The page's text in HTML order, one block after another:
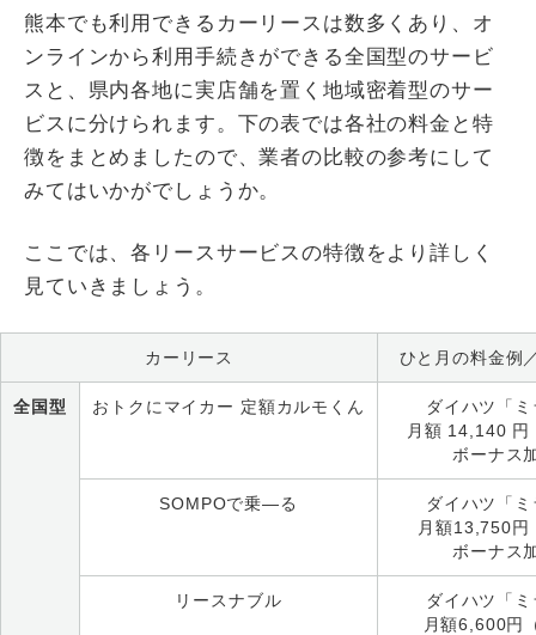
熊本でも利用できるカーリースは数多くあり、オ
ンラインから利用手続きができる全国型のサービ
スと、県内各地に実店舗を置く地域密着型のサー
ビスに分けられます。下の表では各社の料金と特
徴をまとめましたので、業者の比較の参考にして
みてはいかがでしょうか。
ここでは、各リースサービスの特徴をより詳しく
見ていきましょう。
カーリース ひと月の料金例
全国型 おトクにマイカー 定額カルモくん
ダイハツ「
月額 14,140 円
ボーナス
SOMPOで乗―る
ダイハツ「
月額13,750円
ボーナス
リースナブル
ダイハツ「
月額6,600円